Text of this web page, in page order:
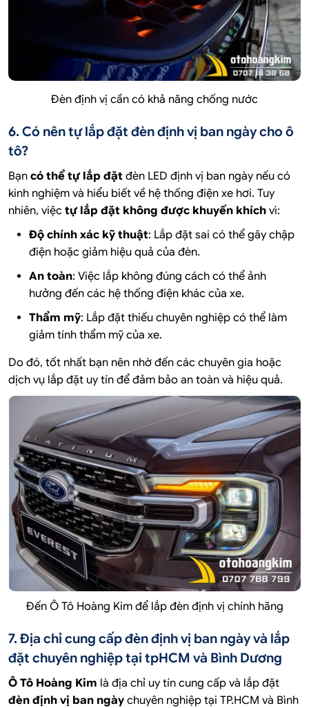
Đèn định vị cần có khả năng chống nước
6. Có nên tự lắp đặt đèn định vị ban ngày cho ô
tô?
Bạn có thể tự lắp đặt đèn LED định vị ban ngày nếu có
kinh nghiệm và hiểu biết về hệ thống điện xe hơi. Tuy
nhiên, việc tự lắp đặt không được khuyến khích vì:
Độ chính xác kỹ thuật: Lắp đặt sai có thể gây chập
điện hoặc giảm hiệu quả của đèn.
An toàn: Việc lắp không đúng cách có thể ảnh
hưởng đến các hệ thống điện khác của xe.
Thẩm mỹ: Lắp đặt thiếu chuyên nghiệp có thể làm
giảm tính thẩm mỹ của xe.
Do đó, tốt nhất bạn nên nhờ đến các chuyên gia hoặc
dịch vụ lắp đặt uy tín để đảm bảo an toàn và hiệu quả.
Đến Ô Tô Hoàng Kim để lắp đèn định vị chính hãng
7. Địa chỉ cung cấp đèn định vị ban ngày và lắp
đặt chuyên nghiệp tại tpHCM và Bình Dương
Ô Tô Hoàng Kim là địa chỉ uy tín cung cấp và lắp đặt
đèn định vị ban ngày chuyên nghiệp tại TP.HCM và Bình